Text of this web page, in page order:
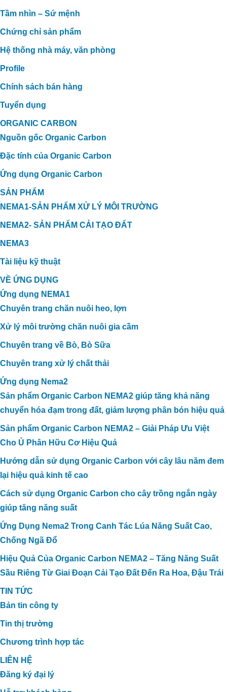
Tầm nhìn – Sứ mệnh
Chứng chỉ sản phẩm
Hệ thống nhà máy, văn phòng
Profile
Chính sách bán hàng
Tuyển dụng
ORGANIC CARBON
Nguồn gốc Organic Carbon
Đặc tính của Organic Carbon
Ứng dụng Organic Carbon
SẢN PHẨM
NEMA1-SẢN PHẨM XỬ LÝ MÔI TRƯỜNG
NEMA2- SẢN PHẨM CẢI TẠO ĐẤT
NEMA3
Tài liệu kỹ thuật
VỀ ỨNG DỤNG
Ứng dụng NEMA1
Chuyên trang chăn nuôi heo, lợn
Xử lý môi trường chăn nuôi gia cầm
Chuyên trang về Bò, Bò Sữa
Chuyên trang xử lý chất thải
Ứng dụng Nema2
Sản phẩm Organic Carbon NEMA2 giúp tăng khả năng
chuyển hóa đạm trong đất, giảm lượng phân bón hiệu quả
Sản phẩm Organic Carbon NEMA2 – Giải Pháp Ưu Việt
Cho Ủ Phân Hữu Cơ Hiệu Quả
Hướng dẫn sử dụng Organic Carbon với cây lâu năm đem
lại hiệu quả kinh tế cao
Cách sử dụng Organic Carbon cho cây trồng ngắn ngày
giúp tăng năng suất
Ứng Dụng Nema2 Trong Canh Tác Lúa Năng Suất Cao,
Chống Ngã Đổ
Hiệu Quả Của Organic Carbon NEMA2 – Tăng Năng Suất
Sầu Riêng Từ Giai Đoạn Cải Tạo Đất Đến Ra Hoa, Đậu Trái
TIN TỨC
Bản tin công ty
Tin thị trường
Chương trình hợp tác
LIÊN HỆ
Đăng ký đại lý